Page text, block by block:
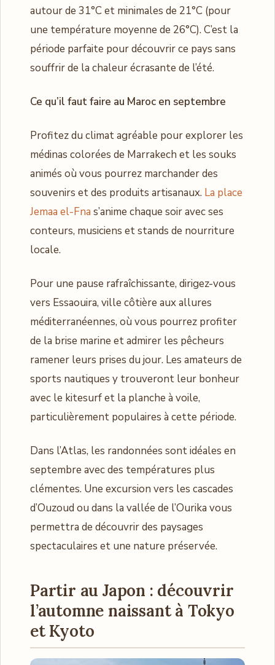
autour de 31°C et minimales de 21°C (pour
une température moyenne de 26°C). C’est la
période parfaite pour découvrir ce pays sans
souffrir de la chaleur écrasante de l’été.
Ce qu’il faut faire au Maroc en septembre
Profitez du climat agréable pour explorer les
médinas colorées de Marrakech et les souks
animés où vous pourrez marchander des
souvenirs et des produits artisanaux. La place
Jemaa el-Fna s’anime chaque soir avec ses
conteurs, musiciens et stands de nourriture
locale.
Pour une pause rafraîchissante, dirigez-vous
vers Essaouira, ville côtière aux allures
méditerranéennes, où vous pourrez profiter
de la brise marine et admirer les pêcheurs
ramener leurs prises du jour. Les amateurs de
sports nautiques y trouveront leur bonheur
avec le kitesurf et la planche à voile,
particulièrement populaires à cette période.
Dans l’Atlas, les randonnées sont idéales en
septembre avec des températures plus
clémentes. Une excursion vers les cascades
d’Ouzoud ou dans la vallée de l’Ourika vous
permettra de découvrir des paysages
spectaculaires et une nature préservée.
Partir au Japon : découvrir
l’automne naissant à Tokyo
et Kyoto